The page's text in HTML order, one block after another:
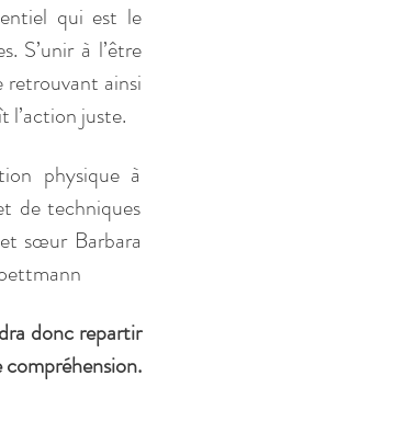
qui est le
S’unir à l’être
retrouvant ainsi
l’action juste.
physique à
de techniques
sœur Barbara
donc repartir